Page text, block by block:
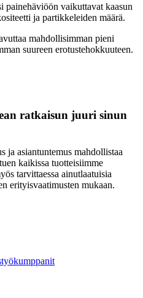
painehäviöön vaikuttavat kaasun
ja partikkeleiden määrä.
mahdollisimman pieni
suureen erotustehokkuuteen.
ratkaisun juuri sinun
ja asiantuntemus mahdollistaa
kaikissa tuotteisiimme
tarvittaessa ainutlaatuisia
erityisvaatimusten mukaan.